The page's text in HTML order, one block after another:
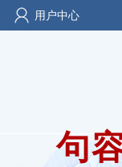
用户中心
句